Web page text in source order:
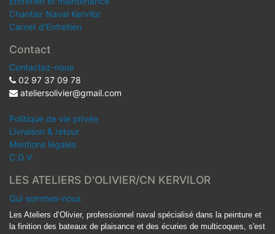
Chantier Naval Kervilor
Carnet d'Entretien
Contact
Contactez-nous
02 97 37 09 78
ateliersolivier@gmail.com
Politique de vie privée
Livraison & retour
Mentions légales
C.G.V.
LES ATELIERS D'OLIVIER/CN KERVILOR
Qui sommes-nous
Les Ateliers d’Olivier, professionnel naval spécialisé dans la peinture et
la finition des bateaux de plaisance et des écuries de multicoques, s'est